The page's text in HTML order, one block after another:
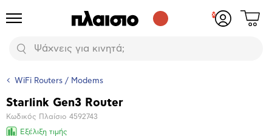
Προϊόντα
Αναζήτηση
Δες
WiFi Routers / Modems
Βασικά
χαρακτηριστικά
Starlink Gen3 Router
Κωδικός Πλαίσιο 4592743
Εξέλιξη τιμής